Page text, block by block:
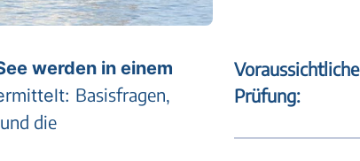
werden in einem
Basisfragen,
die
Voraussichtliche
Prüfung: